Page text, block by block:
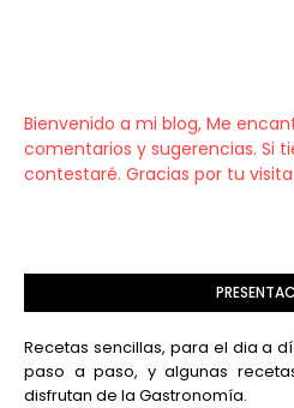
Bienvenido a mi blog, Me
comentarios y sugerencias. Si
contestaré. Gracias por tu
Recetas sencillas, para el dia a
paso a paso, y algunas
disfrutan de la Gastronomía.